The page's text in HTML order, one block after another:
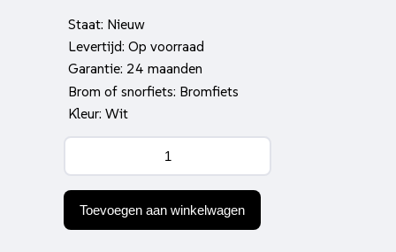
Staat: Nieuw
Levertijd: Op voorraad
Garantie: 24 maanden
Brom of snorfiets: Bromfiets
Kleur: Wit
DEBUX
Glossy
White
aantal
Toevoegen aan winkelwagen